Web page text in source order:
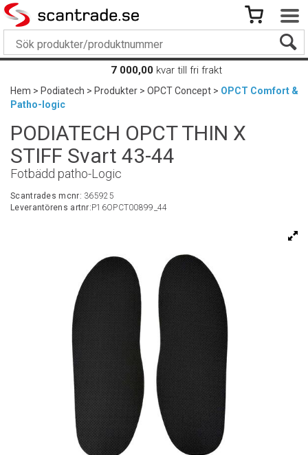
7 000,00 kvar till fri frakt
Hem>Podiatech>Produkter>OPCT Concept>OPCT Comfort &
Patho-logic
PODIATECH OPCT THIN X
STIFF Svart 43-44
Fotbädd patho-Logic
Scantrades mcnr: 365925
Leverantörens artnr:P16OPCT00899_44